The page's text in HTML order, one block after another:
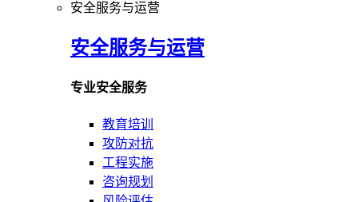
安全服务与运营
安全服务与运营
专业安全服务
教育培训
攻防对抗
工程实施
咨询规划